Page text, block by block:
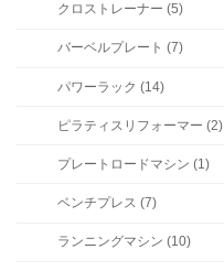
クロストレーナー (5)
バーベルプレート (7)
パワーラック (14)
ピラティスリフォーマー (2)
プレートロードマシン (1)
ベンチプレス (7)
ランニングマシン (10)